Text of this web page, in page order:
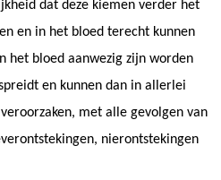
dat deze kiemen verder het
en in het bloed terecht kunnen
het bloed aanwezig zijn worden
en kunnen dan in allerlei
met alle gevolgen van
nierontstekingen